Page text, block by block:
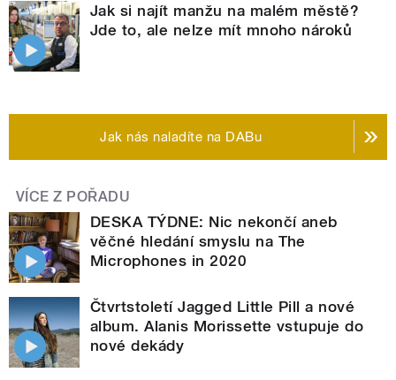
Jak si najít manžu na malém městě?
Jde to, ale nelze mít mnoho nároků
Jak nás naladíte na DABu
VÍCE Z POŘADU
DESKA TÝDNE: Nic nekončí aneb
věčné hledání smyslu na The
Microphones in 2020
Čtvrtstoletí Jagged Little Pill a nové
album. Alanis Morissette vstupuje do
nové dekády